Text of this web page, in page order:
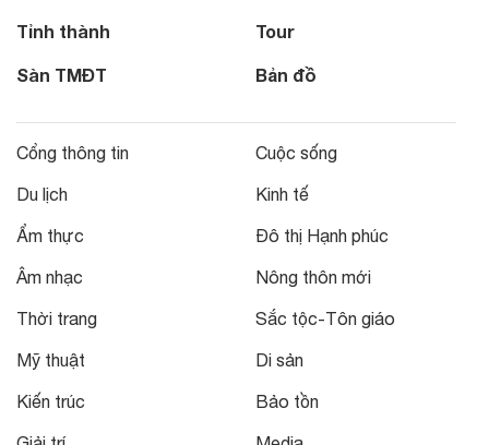
Tỉnh thành
Sàn TMĐT
Tour
Bản đồ
Cổng thông tin
Du lịch
Ẩm thực
Âm nhạc
Thời trang
Mỹ thuật
Kiến trúc
Cuộc sống
Kinh tế
Đô thị Hạnh phúc
Nông thôn mới
Sắc tộc-Tôn giáo
Di sản
Bảo tồn